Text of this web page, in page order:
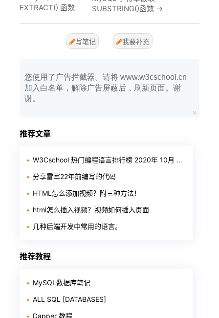
EXTRACT() 函数
SUBSTRING()函数 →
写笔记 我要补充
您使用了广告拦截器。请将 www.w3cschool.cn
加入白名单，解除广告屏蔽后，刷新页面。谢
谢。
推荐文章
W3Cschool 热门编程语言排行榜 2020年 10月 TOP10
分享雷军22年前编写的代码
HTML怎么添加视频？附三种方法！
html怎么插入视频？视频如何插入页面
几种后端开发中常用的语言。
推荐教程
MySQL数据库笔记
ALL SQL [DATABASES]
Dapper 教程